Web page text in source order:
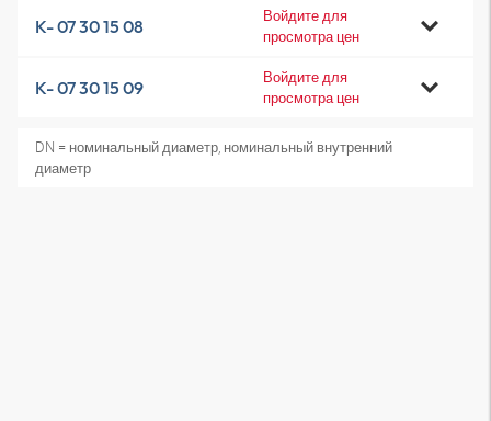
K- 07 30 15 08
Войдите для
просмотра цен
K- 07 30 15 09
Войдите для
просмотра цен
DN = номинальный диаметр, номинальный внутренний
диаметр